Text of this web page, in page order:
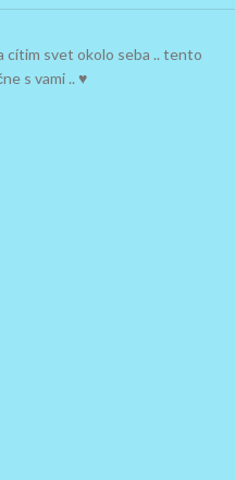
cítim svet okolo seba .. tento
s vami .. ♥